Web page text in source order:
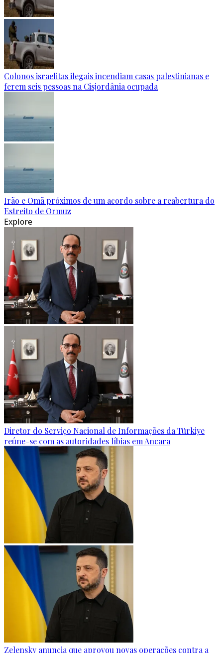
Colonos israelitas ilegais incendiam casas palestinianas e
ferem seis pessoas na Cisjordânia ocupada
Irão e Omã próximos de um acordo sobre a reabertura do
Estreito de Ormuz
Explore
Diretor do Serviço Nacional de Informações da Türkiye
reúne-se com as autoridades líbias em Ancara
Zelensky anuncia que aprovou novas operações contra a